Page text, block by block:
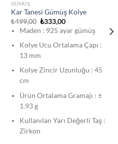
GÜMÜŞ
Kar Tanesi Gümüş Kolye
₺499,00 Orijinal
fiyat:
₺499,00.
₺333,00Şu
andaki
fiyat:
Maden : 925 ayar gümüş
Kolye Ucu Ortalama Çapı :
13 mm
Kolye Zincir Uzunluğu : 45
cm
Ürün Ortalama Gramajı : ±
1.93 g
Kullanılan Yarı Değerli Taş :
Zirkon